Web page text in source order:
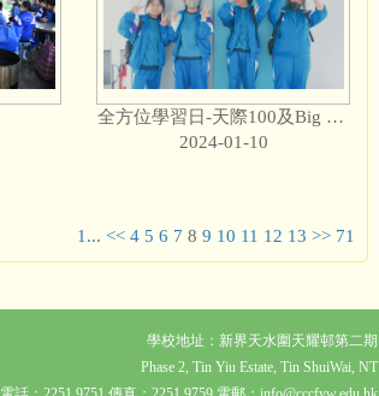
全方位學習日-天際100及Big Bus Tour (2)
2024-01-10
1... << 4 5 6 7 8 9 10 11 12 13 >> 71
學校地址：新界天水圍天耀邨第二期
Phase 2, Tin Yiu Estate, Tin ShuiWai, NT